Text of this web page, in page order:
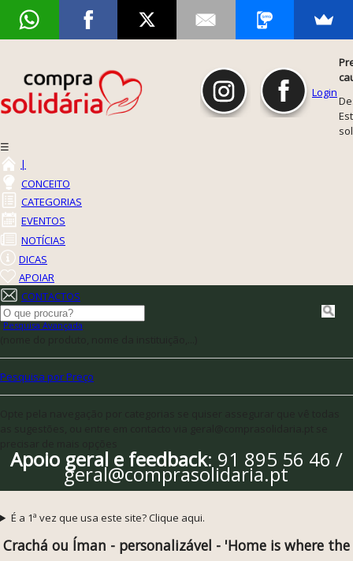
Login
☰
|
CONCEITO
CATEGORIAS
EVENTOS
NOTÍCIAS
DICAS
APOIAR
CONTACTOS
Pesquisa Avançada
Pesquisa por Preço
Apoio geral e feedback: 91 895 56 46 /
geral@comprasolidaria.pt
É a 1ª vez que usa este site? Clique aqui.
Crachá ou Íman - personalizável - 'Home is where